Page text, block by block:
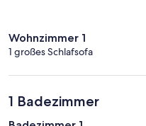
Wohnzimmer 1
1 großes Schlafsofa
1 Badezimmer